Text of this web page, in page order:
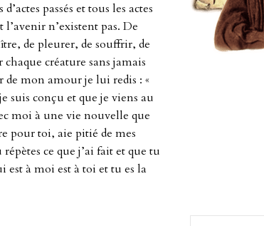
passés et tous les actes
n’existent pas. De
de pleurer, de souffrir, de
créature sans jamais
de mon amour je lui redis : «
suis conçu et que je viens au
moi à une vie nouvelle que
pour toi, aie pitié de mes
ce que j’ai fait et que tu
est à moi est à toi et tu es la